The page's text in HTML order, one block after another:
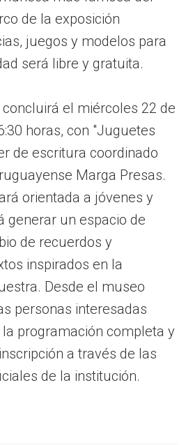
de la exposición
juegos y modelos para
será libre y gratuita.
el miércoles 22 de
horas, con "Juguetes
de escritura coordinado
Marga Presas.
orientada a jóvenes y
generar un espacio de
de recuerdos y
inspirados en la
Desde el museo
personas interesadas
programación completa y
a través de las
de la institución.